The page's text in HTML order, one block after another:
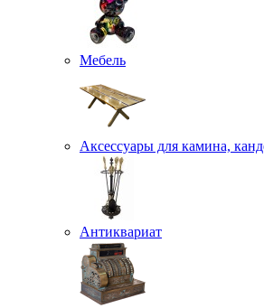
Мебель
Аксессуары для камина,
Антиквариат